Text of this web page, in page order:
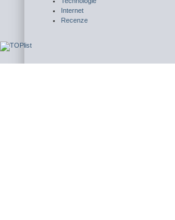
Internet
Recenze